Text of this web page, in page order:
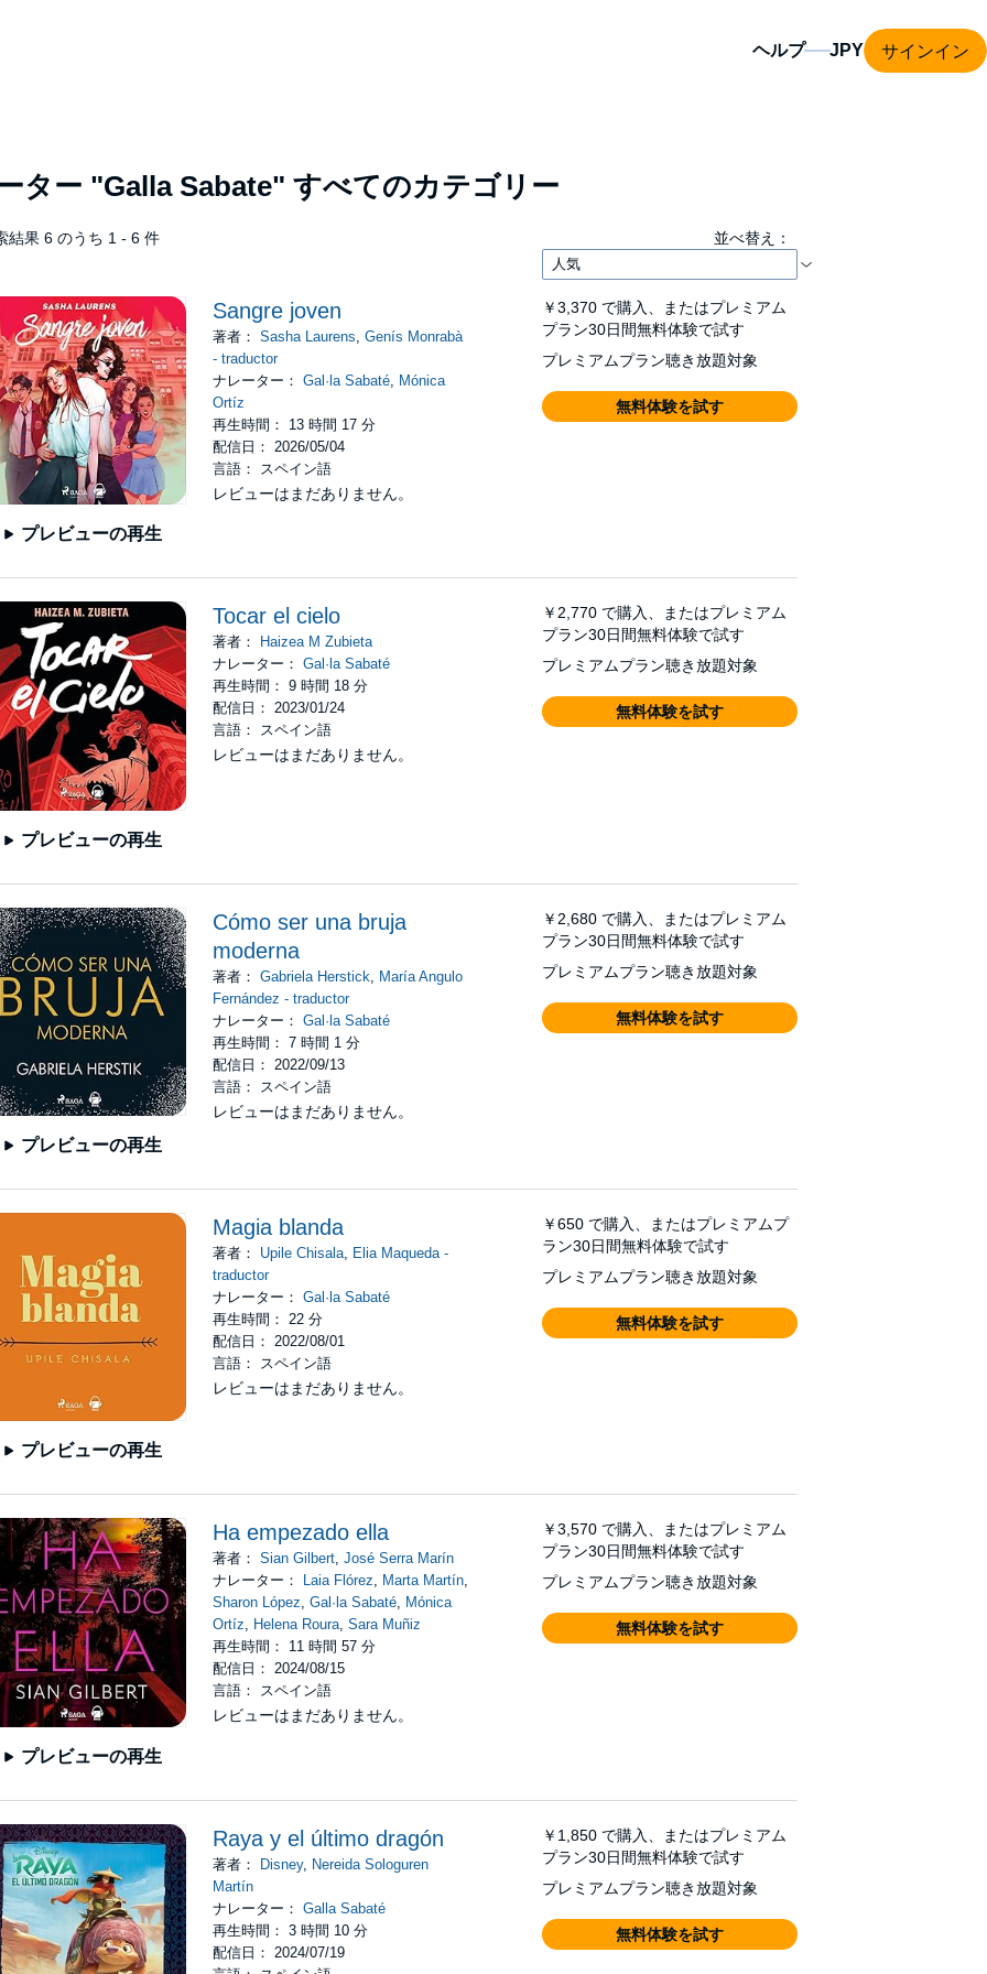
ヘルプ サインイン
ター "Galla Sabate" すべてのカテゴリー
結果 6 のうち 1 - 6 件 並べ替え：
プレビューの再生
Sangre joven
著者：Sasha Laurens,Genís Monrabà
- traductor
ナレーター：Gal·la Sabaté, Mónica
Ortíz
再生時間： 13 時間 17 分
配信日： 2026/05/04
言語： スペイン語
レビューはまだありません。
￥3,370 で購入、またはプレミアム
プラン30日間無料体験で試す
プレミアムプラン聴き放題対象
無料体験を試す
プレビューの再生
Tocar el cielo
著者：
Haizea M Zubieta
ナレーター：Gal·la Sabaté
再生時間： 9 時間 18 分
配信日： 2023/01/24
言語： スペイン語
レビューはまだありません。
￥2,770 で購入、またはプレミアム
プラン30日間無料体験で試す
プレミアムプラン聴き放題対象
無料体験を試す
プレビューの再生
Cómo ser una bruja
moderna
著者：Gabriela Herstick
María Angulo
Fernández - traductor
ナレーター：Gal·la Sabaté
再生時間： 7 時間 1 分
配信日： 2022/09/13
言語： スペイン語
レビューはまだありません。
￥2,680 で購入、またはプレミアム
プラン30日間無料体験で試す
プレミアムプラン聴き放題対象
無料体験を試す
プレビューの再生
Magia blanda
著者： Upile Chisala
Elia Maqueda -
traductor
ナレーター：Gal·la Sabaté
再生時間： 22 分
配信日： 2022/08/01
言語： スペイン語
レビューはまだありません。
￥650 で購入、またはプレミアムプ
ラン30日間無料体験で試す
プレミアムプラン聴き放題対象
無料体験を試す
プレビューの再生
Ha empezado ella
著者：Sian Gilbert,José Serra Marín
ナレーター：
Laia Flórez, Marta Martín,
Sharon López,Gal·la Sabaté, Mónica
Ortíz, Helena Roura,Sara Muñiz
再生時間： 11 時間 57 分
配信日： 2024/08/15
言語： スペイン語
レビューはまだありません。
￥3,570 で購入、またはプレミアム
プラン30日間無料体験で試す
プレミアムプラン聴き放題対象
無料体験を試す
Raya y el último dragón
著者： Disney, Nereida Sologuren
Martín
ナレーター：Galla Sabaté
再生時間： 3 時間 10 分
配信日： 2024/07/19
￥1,850 で購入、またはプレミアム
プラン30日間無料体験で試す
プレミアムプラン聴き放題対象
無料体験を試す